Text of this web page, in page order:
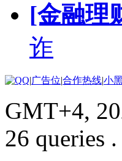
[金融理
诈
|广告位|合作热线|小
GMT+4,
26 queries .